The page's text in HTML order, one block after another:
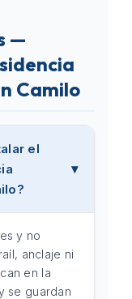
—
Camilo
el
y no
anclaje ni
en la
se guardan